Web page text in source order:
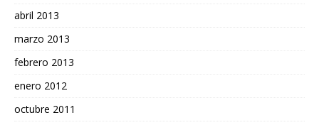
abril 2013
marzo 2013
febrero 2013
enero 2012
octubre 2011